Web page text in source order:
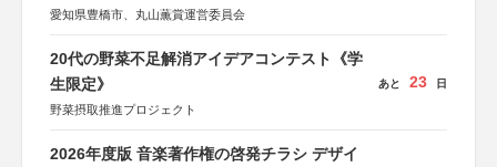
愛知県豊橋市、丸山薫賞運営委員会
20代の野菜不足解消アイデアコンテスト《学
生限定》
野菜摂取推進プロジェクト
あと 23 日
2026年度版 音楽著作権の啓発チラシ デザイ